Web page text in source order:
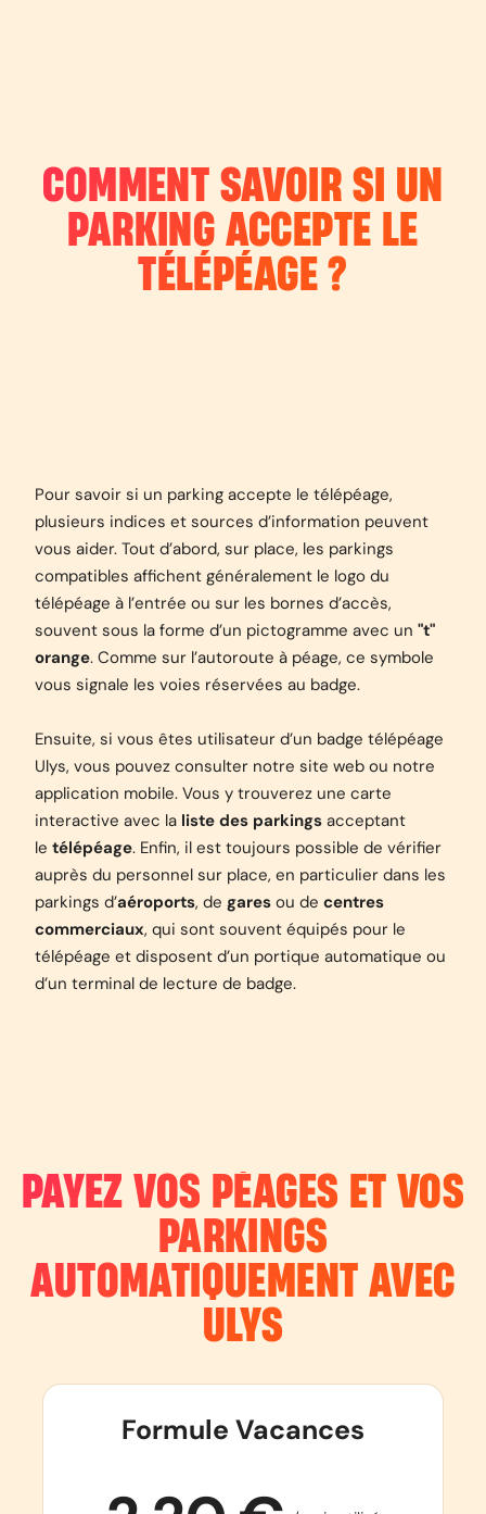
COMMENT SAVOIR SI UN
PARKING ACCEPTE LE
TÉLÉPÉAGE ?
Pour savoir si un parking accepte le télépéage,
plusieurs indices et sources d’information peuvent
vous aider. Tout d’abord, sur place, les parkings
compatibles affichent généralement le logo du
télépéage à l’entrée ou sur les bornes d’accès,
souvent sous la forme d’un pictogramme avec un "t"
orange. Comme sur l’autoroute à péage, ce symbole
vous signale les voies réservées au badge.
Ensuite, si vous êtes utilisateur d’un badge télépéage
Ulys, vous pouvez consulter notre site web ou notre
application mobile. Vous y trouverez une carte
interactive avec la liste des parkings acceptant
le télépéage. Enfin, il est toujours possible de vérifier
auprès du personnel sur place, en particulier dans les
parkings d’aéroports, de gares ou de centres
commerciaux, qui sont souvent équipés pour le
télépéage et disposent d’un portique automatique ou
d’un terminal de lecture de badge.
PAYEZ VOS PÉAGES ET VOS
PARKINGS
AUTOMATIQUEMENT AVEC
ULYS
Formule Vacances